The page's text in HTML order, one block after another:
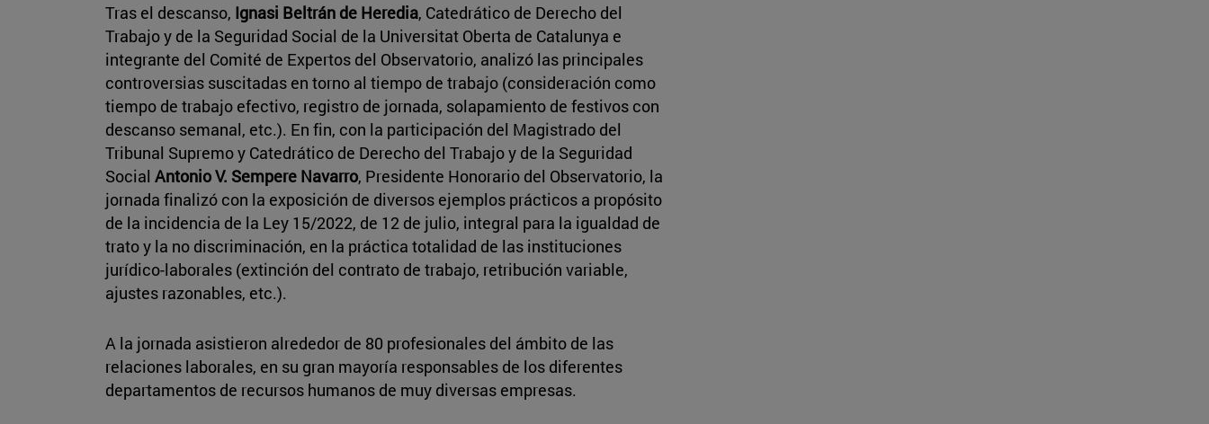
Tras el descanso, Ignasi Beltrán de Heredia, Catedrático de Derecho del
Trabajo y de la Seguridad Social de la Universitat Oberta de Catalunya e
integrante del Comité de Expertos del Observatorio, analizó las principales
controversias suscitadas en torno al tiempo de trabajo (consideración como
tiempo de trabajo efectivo, registro de jornada, solapamiento de festivos con
descanso semanal, etc.). En fin, con la participación del Magistrado del
Tribunal Supremo y Catedrático de Derecho del Trabajo y de la Seguridad
Social Antonio V. Sempere Navarro, Presidente Honorario del Observatorio, la
jornada finalizó con la exposición de diversos ejemplos prácticos a propósito
de la incidencia de la Ley 15/2022, de 12 de julio, integral para la igualdad de
trato y la no discriminación, en la práctica totalidad de las instituciones
jurídico-laborales (extinción del contrato de trabajo, retribución variable,
ajustes razonables, etc.).
A la jornada asistieron alrededor de 80 profesionales del ámbito de las
relaciones laborales, en su gran mayoría responsables de los diferentes
departamentos de recursos humanos de muy diversas empresas.